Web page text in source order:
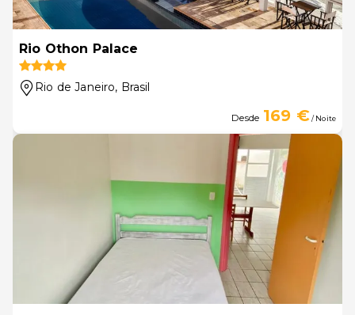
Rio Othon Palace
Rio de Janeiro, Brasil
Desde 169 €/ Noite